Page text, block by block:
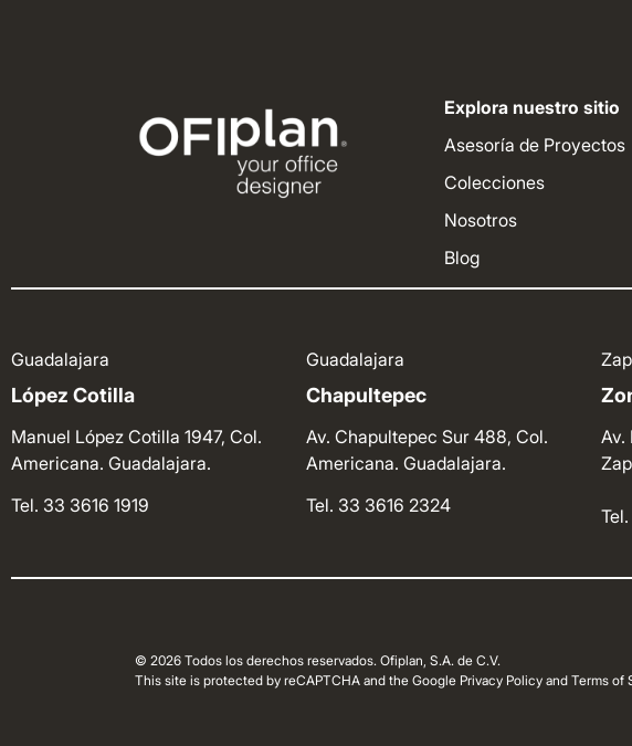
Explora nuestro sitio
Asesoría de Proyectos
Colecciones
Nosotros
Blog
Guadalajara
López Cotilla
Manuel López Cotilla 1947, Col.
Americana. Guadalajara.
Tel. 33 3616 1919
Guadalajara
Chapultepec
Av. Chapultepec Sur 488, Col.
Americana. Guadalajara.
Tel. 33 3616 2324
Av.
© 2026 Todos los derechos reservados. Ofiplan, S.A. de C.V.
This site is protected by reCAPTCHA and the Google Privacy Policy and Terms of